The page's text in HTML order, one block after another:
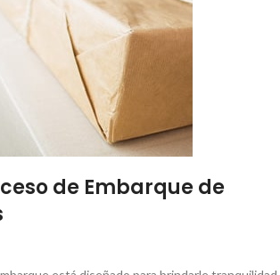
de Embarque de